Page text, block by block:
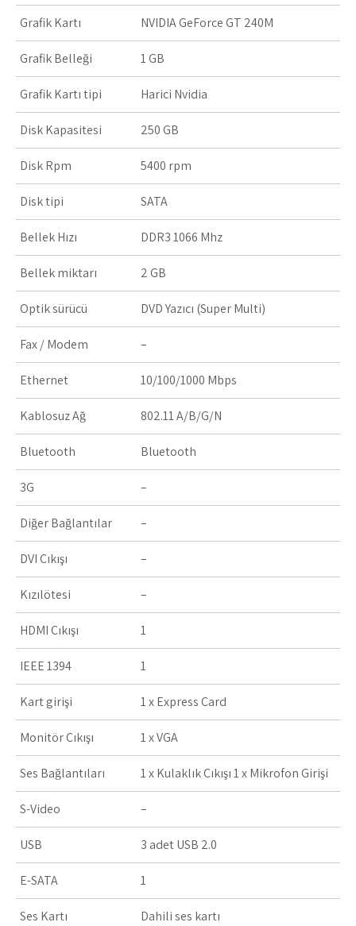
Grafik Kartı NVIDIA GeForce GT 240M
Grafik Belleği 1 GB
Grafik Kartı tipi Harici Nvidia
Disk Kapasitesi 250 GB
Disk Rpm 5400 rpm
Disk tipi SATA
Bellek Hızı DDR3 1066 Mhz
Bellek miktarı 2 GB
Optik sürücü DVD Yazıcı (Super Multi)
Fax / Modem –
Ethernet 10/100/1000 Mbps
Kablosuz Ağ 802.11 A/B/G/N
Bluetooth Bluetooth
3G –
Diğer Bağlantılar –
DVI Çıkışı –
Kızılötesi –
HDMI Çıkışı 1
IEEE 1394 1
Kart girişi 1 x Express Card
Monitör Çıkışı 1 x VGA
Ses Bağlantıları 1 x Kulaklık Çıkışı 1 x Mikrofon Girişi
S-Video –
USB 3 adet USB 2.0
E-SATA 1
Ses Kartı Dahili ses kartı